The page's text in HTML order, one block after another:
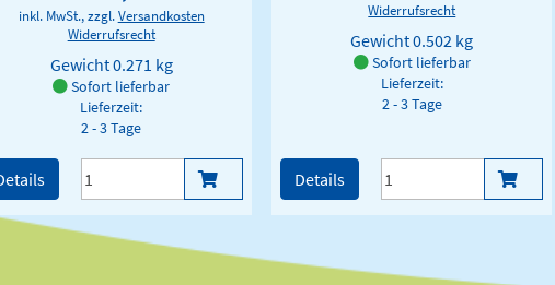
inkl. MwSt., zzgl.Versandkosten
Widerrufsrecht
Gewicht0.271 kg
Sofort lieferbar
Lieferzeit:
2 - 3 Tage
Widerrufsrecht
Gewicht0.502 kg
Sofort lieferbar
Lieferzeit:
2 - 3 Tage
Details